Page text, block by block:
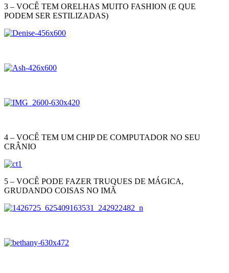
3 – VOCÊ TEM ORELHAS MUITO FASHION (E QUE
PODEM SER ESTILIZADAS)
4 – VOCÊ TEM UM CHIP DE COMPUTADOR NO SEU
CRÂNIO
5 – VOCÊ PODE FAZER TRUQUES DE MÁGICA,
GRUDANDO COISAS NO IMÃ